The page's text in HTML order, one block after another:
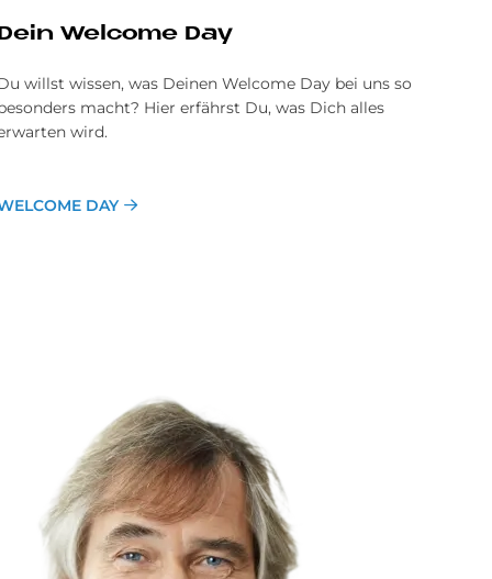
Dein Wel­come Day
willst wissen, was Deinen Welcome Day bei uns so
macht? Hier erfährst Du, was Dich alles
wird.
DAY